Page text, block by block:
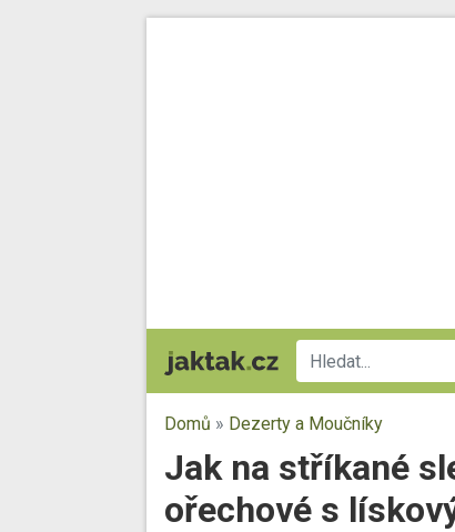
Domů » Dezerty a Moučníky
Jak na stříkané
ořechové s